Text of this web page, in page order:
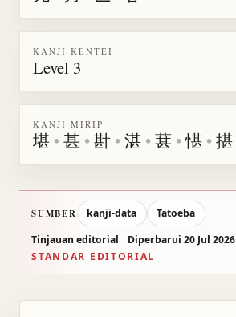
KANJI KENTEI
Level 3
KANJI MIRIP
堪 •甚 •卙 •湛 •葚 •愖 •揕
SUMBER kanji-data
Tatoeba
Tinjauan editorial
Diperbarui 20 Jul 2026
STANDAR EDITORIAL